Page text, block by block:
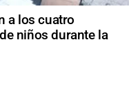
a los cuatro
niños durante la